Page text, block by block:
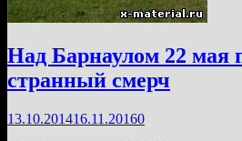
мяч
(+
Над Барнаулом 22 мая
странный смерч
13.10.201416.11.20160